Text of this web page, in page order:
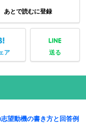
あとで読むに登録
ア 送る
望動機の書き方と回答例